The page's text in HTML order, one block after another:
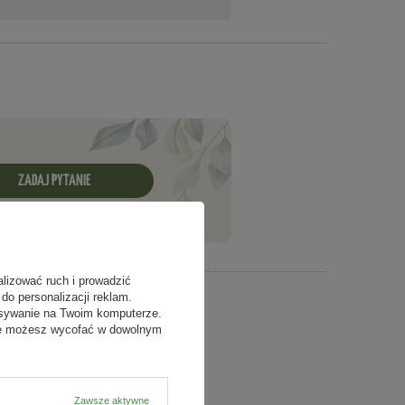
skuteczność zabiegu;
ZADAJ PYTANIE
ruch i prowadzić
personalizacji reklam.
na Twoim komputerze.
możesz wycofać w dowolnym
Zawsze aktywne